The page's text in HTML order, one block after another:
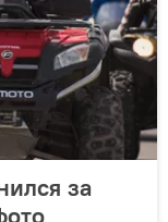
за